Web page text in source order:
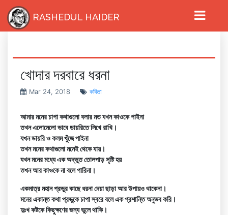
RASHEDUL HAIDER
HOME
খোদার দরবারে ধরনা
Mar 24, 2018 কবিতা
আমার মনের চাপা কথাগুলো বলার মত যখন কাওকে পাইনা
তখন এলোমেলো ভাবে ডায়রিতে লিখে রাখি।
যখন ডায়রি ও কলম খুঁজে পাইনা
তখন মনের কথাগুলো মনেই থেকে যায়।
যখন মনের মধ্যে এক অদ্ভুত তোলপাড় সৃষ্টি হয়
তখন আর কাওকে না বলে পারিনা।
একমাত্র মহান প্রভুর কাছে ধরনা দেয়া ছাড়া আর উপায়ও থাকেনা।
মনের একান্ত কথা প্রভুকে চাপা স্বরে বলে এক প্রশান্তি অনুভব করি।
দুঃখ কষ্টকে কিছুক্ষণের জন্য ভুলে থাকি।